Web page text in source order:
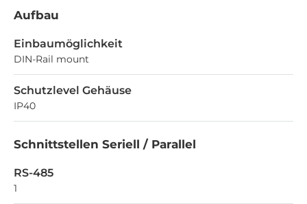
Aufbau
Einbaumöglichkeit
DIN-Rail mount
Schutzlevel Gehäuse
IP40
Schnittstellen Seriell / Parallel
RS-485
1